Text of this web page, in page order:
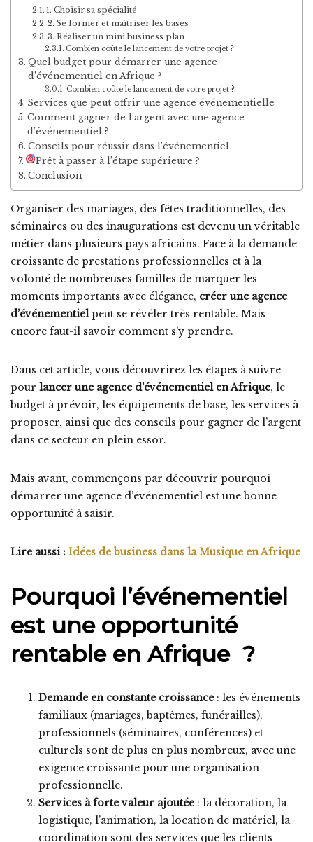
1. Choisir sa spécialité
2. Se former et maîtriser les bases
3. Réaliser un mini business plan
Combien coûte le lancement de votre projet ?
Quel budget pour démarrer une agence
d’événementiel en Afrique ?
Combien coûte le lancement de votre projet ?
Services que peut offrir une agence événementielle
Comment gagner de l’argent avec une agence
d’événementiel ?
Conseils pour réussir dans l’événementiel
Prêt à passer à l’étape supérieure ?
Conclusion
Organiser des mariages, des fêtes traditionnelles, des
séminaires ou des inaugurations est devenu un véritable
métier dans plusieurs pays africains. Face à la demande
croissante de prestations professionnelles et à la
volonté de nombreuses familles de marquer les
moments importants avec élégance, créer une agence
d’événementielpeut se révéler très rentable. Mais
encore faut-il savoir comment s’y prendre.
Dans cet article, vous découvrirez les étapes à suivre
pour lancer une agence d’événementiel en Afrique, le
budget à prévoir, les équipements de base, les services à
proposer, ainsi que des conseils pour gagner de l’argent
dans ce secteur en plein essor.
Mais avant, commençons par découvrir pourquoi
démarrer une agence d’événementiel est une bonne
opportunité à saisir.
Lire aussi : Idées de business dans la Musique en Afrique
Pourquoi l’événementiel
est une opportunité
rentable en Afrique ?
Demande en constante croissance : les événements
familiaux (mariages, baptêmes, funérailles),
professionnels (séminaires, conférences) et
culturels sont de plus en plus nombreux, avec une
exigence croissante pour une organisation
professionnelle.
Services à forte valeur ajoutée : la décoration, la
logistique, l’animation, la location de matériel, la
coordination sont des services que les clients